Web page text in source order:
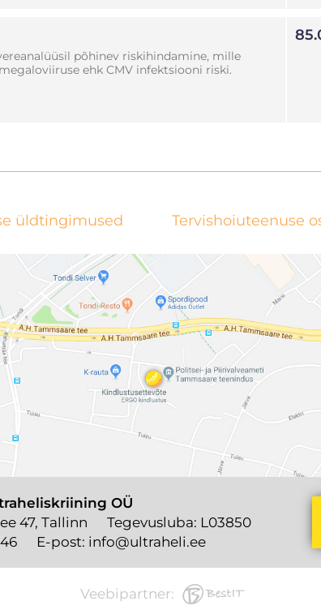
põhinev riskihindamine, mille
ehk CMV infektsiooni riski.
üldtingimused Tervishoiuteenuse
OÜ
47, Tallinn
Tegevusluba: L03850
E-post: info@ultraheli.ee
Veebipartner: